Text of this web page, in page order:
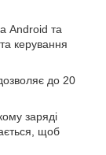
Android та
керування
до 20
заряді
щоб